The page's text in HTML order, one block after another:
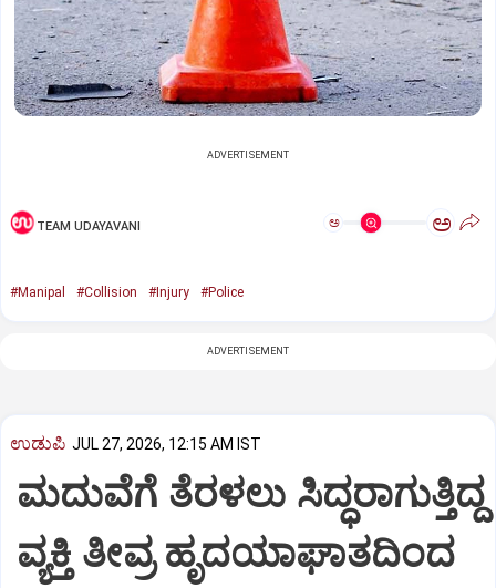
ADVERTISEMENT
TEAM UDAYAVANI ಅ ಅ
#Manipal #Collision #Injury #Police
ADVERTISEMENT
ಉಡುಪಿ JUL 27, 2026, 12:15 AM IST
ಮದುವೆಗೆ ತೆರಳಲು ಸಿದ್ಧರಾಗುತ್ತಿದ್ದ
ವ್ಯಕ್ತಿ ತೀವ್ರ ಹೃದಯಾಘಾತದಿಂದ